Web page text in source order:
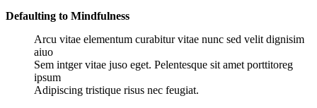
Defaulting to Mindfulness
Arcu vitae elementum curabitur vitae nunc sed velit dignisim
aiuo
Sem intger vitae juso eget. Pelentesque sit amet porttitoreg
ipsum
Adipiscing tristique risus nec feugiat.